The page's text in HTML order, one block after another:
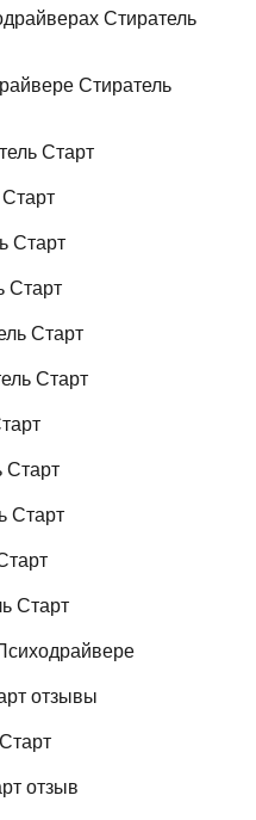
Стиратель
Стиратель
Старт
Старт
Старт
Старт
Старт
Старт
Старт
Старт
отзывы
отзыв